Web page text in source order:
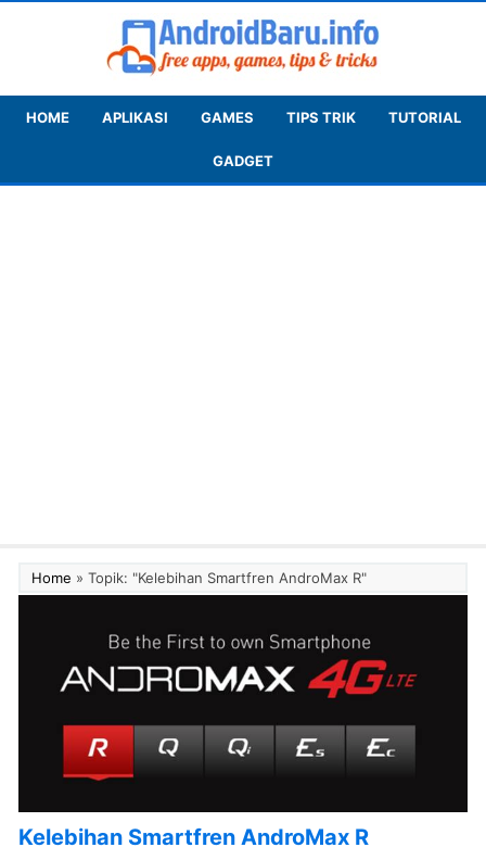
HOME APLIKASI GAMES TIPS TRIK TUTORIAL
GADGET
Home » Topik: "Kelebihan Smartfren AndroMax R"
Kelebihan Smartfren AndroMax R